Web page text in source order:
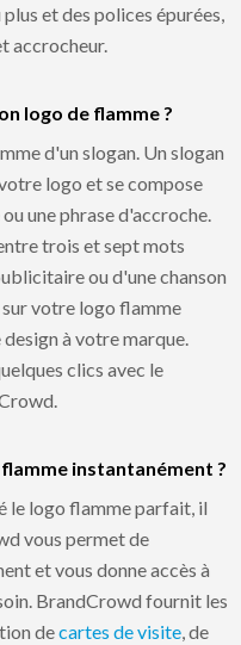
et des polices épurées,
accrocheur.
logo de flamme ?
d'un slogan. Un slogan
logo et se compose
une phrase d'accroche.
trois et sept mots
ou d'une chanson
votre logo flamme
à votre marque.
clics avec le
instantanément ?
le logo flamme parfait, il
vous permet de
et vous donne accès à
BrandCrowd fournit les
decartes de visite , de